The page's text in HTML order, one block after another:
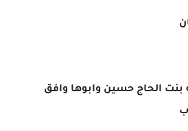
بنت الحاج حسين وابوها وافق